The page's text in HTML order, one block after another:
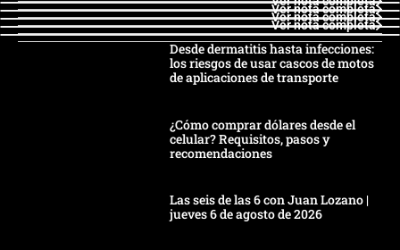
Ver nota completa
Ver nota completa
Ver nota completa
Desde dermatitis hasta infecciones:
los riesgos de usar cascos de motos
de aplicaciones de transporte
¿Cómo comprar dólares desde el
celular? Requisitos, pasos y
recomendaciones
Las seis de las 6 con Juan Lozano |
jueves 6 de agosto de 2026